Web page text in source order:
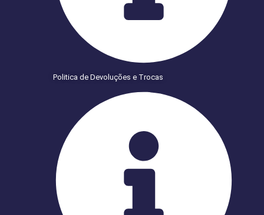
Politica de Devoluções e Trocas